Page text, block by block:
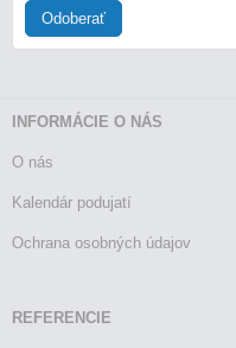
Odoberať
INFORMÁCIE O NÁS
O nás
Kalendár podujatí
Ochrana osobných údajov
REFERENCIE